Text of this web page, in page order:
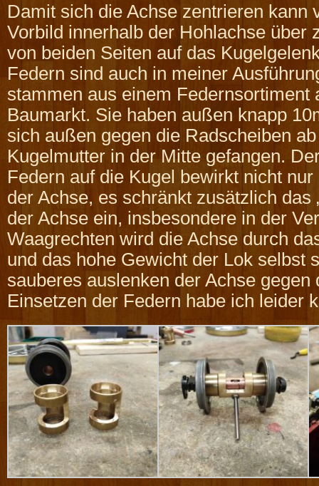
Damit sich die Achse zentrieren kann
Vorbild innerhalb der Hohlachse über
von beiden Seiten auf das
Federn sind auch in meiner
stammen aus einem Federnsortiment
Baumarkt. Sie haben außen knapp
sich außen gegen die Radscheiben
Kugelmutter in der Mitte gefangen.
Federn auf die Kugel bewirkt nicht
der Achse, es schränkt zusätzlich das
der Achse ein, insbesondere in der
Waagrechten wird die Achse durch
und das hohe Gewicht der Lok selbst
sauberes auslenken der Achse gegen
Einsetzen der Federn habe ich leider